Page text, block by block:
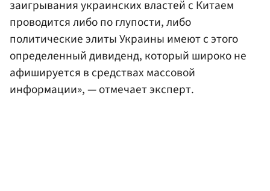
заигрывания украинских властей с Китаем
проводится либо по глупости, либо
политические элиты Украины имеют с этого
определенный дивиденд, который широко не
афишируется в средствах массовой
информации», — отмечает эксперт.